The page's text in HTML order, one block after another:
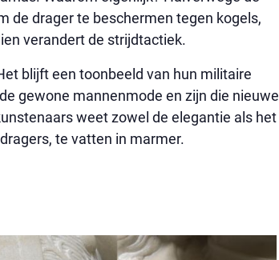
de drager te beschermen tegen kogels,
verandert de strijdtactiek.
blijft een toonbeeld van hun militaire
gewone mannenmode en zijn die nieuwe
weet zowel de elegantie als het
te vatten in marmer.